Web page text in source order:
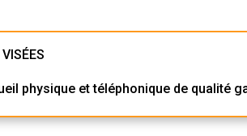
physique et téléphonique de qualité